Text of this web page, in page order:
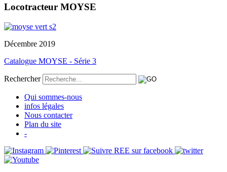
Locotracteur MOYSE
Décembre 2019
Catalogue MOYSE - Série 3
Rechercher
Qui sommes-nous
infos légales
Nous contacter
Plan du site
-